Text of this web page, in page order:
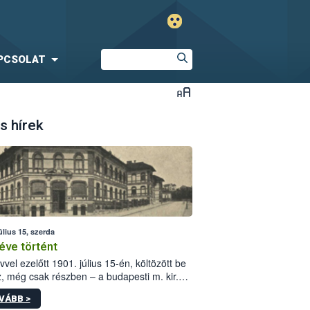
hírek
15, szerda
történt
ezelőtt 1901. július 15-én, költözött be
még csak részben – a budapesti m. kir.
állomás a Kis Rókus utca
alatti, Czigler Győző által tervezett új
>